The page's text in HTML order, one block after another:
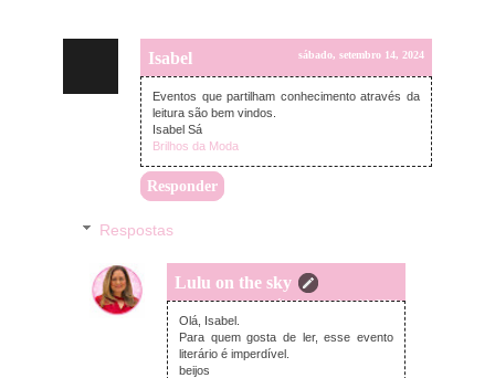
Isabel sábado, setembro 14, 2024
Eventos que partilham conhecimento através da
leitura são bem vindos.
Isabel Sá
Brilhos da Moda
Responder
Respostas
Lulu on the sky
sábado, setembro 14, 2024
Olá, Isabel.
Para quem gosta de ler, esse evento
literário é imperdível.
beijos